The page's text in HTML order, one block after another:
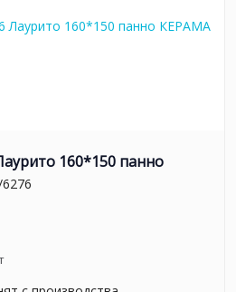
160*150 панно